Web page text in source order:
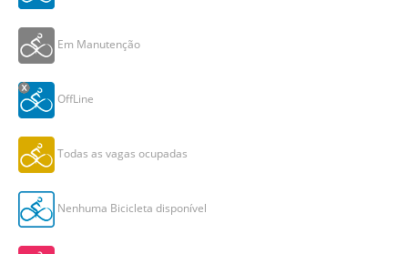
Em Manutenção
OffLine
Todas as vagas ocupadas
Nenhuma Bicicleta disponível